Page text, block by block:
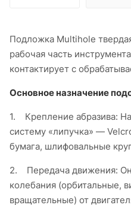
Подложка Multihole
рабочая часть
контактирует с
Основное назначение
1. Крепление абразива:
систему «липучка» —
бумага, шлифовальные
2. Передача движения:
колебания (орбитальные,
вращательные) от